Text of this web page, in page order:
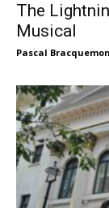
The
Musical
Pascal